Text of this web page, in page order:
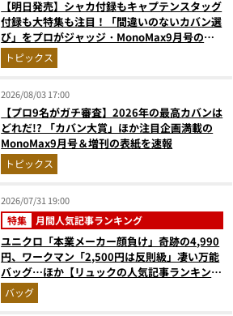
【明日発売】シャカ付録もキャプテンスタッグ
付録も大特集も注目！「間違いのないカバン選
び」をプロがジャッジ・MonoMax9月号の目
次を公開
トピックス
2026/08/03 17:00
【プロ9名がガチ審査】2026年の最高カバンは
どれだ!? 「カバン大賞」ほか注目企画満載の
MonoMax9月号＆増刊の表紙を速報
トピックス
2026/07/31 19:00
特集 月間人気記事ランキング
ユニクロ「本業メーカー顔負け」奇跡の4,990
円、ワークマン「2,500円は反則級」凄い万能
バッグ…ほか【リュックの人気記事ランキング
ベスト3】（2026年6月版）
バッグ